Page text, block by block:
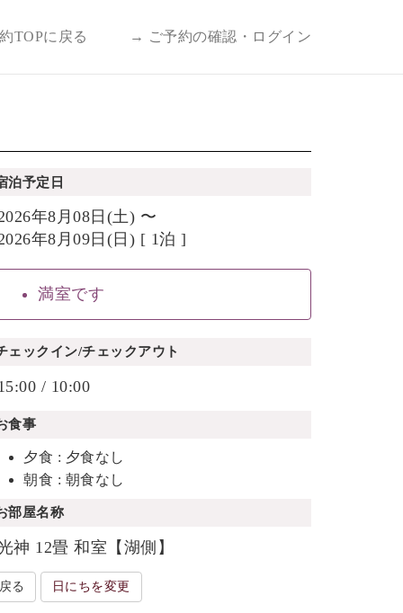
TOPに戻る → ご予約の確認・ログイン
泊予定日
年8月08日(土) 〜
年8月09日(日) [ 1泊 ]
満室です
ェックイン/チェックアウト
/ 10:00
食事
夕食 : 夕食なし
朝食 : 朝食なし
部屋名称
神 12畳 和室【湖側】
戻る 日にちを変更